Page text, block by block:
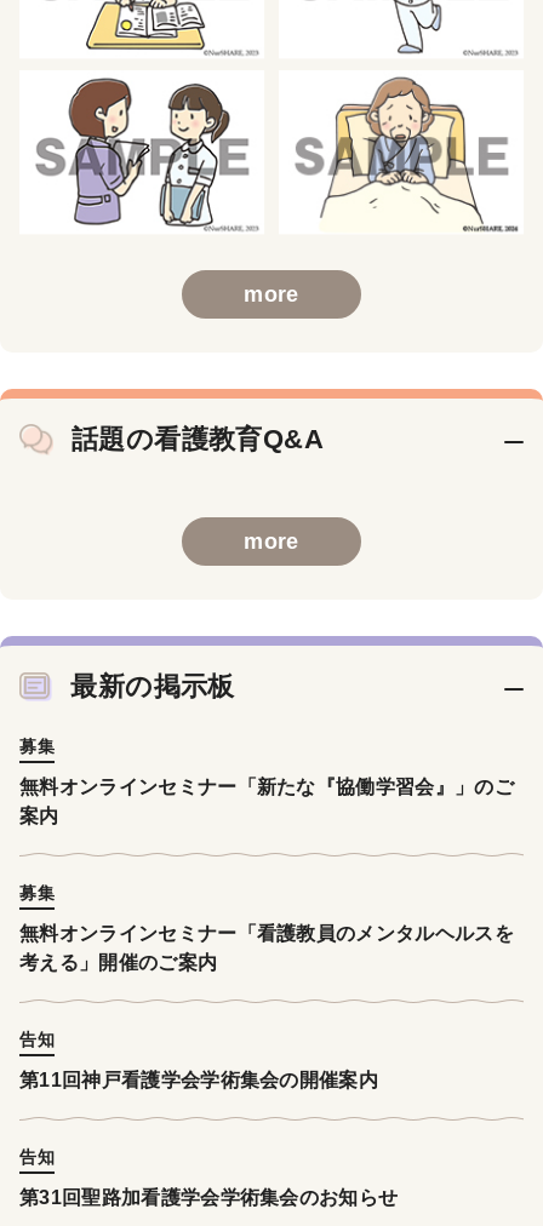
more
話題の看護教育Q&A
more
最新の掲示板
募集
無料オンラインセミナー「新たな『協働学習会』」のご
案内
募集
無料オンラインセミナー「看護教員のメンタルヘルスを
考える」開催のご案内
告知
第11回神戸看護学会学術集会の開催案内
告知
第31回聖路加看護学会学術集会のお知らせ